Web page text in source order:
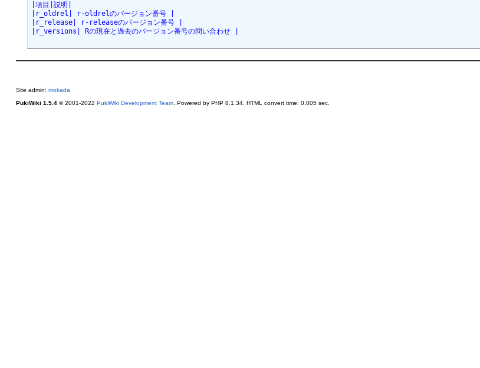
|項目|説明|
|r_oldrel| r-oldrelのバージョン番号 |
|r_release| r-releaseのバージョン番号 |
|r_versions| Rの現在と過去のバージョン番号の問い合わせ |
Site admin: mokada
PukiWiki 1.5.4© 2001-2022 PukiWiki Development Team. Powered by PHP 8.1.34. HTML convert time: 0.005 sec.